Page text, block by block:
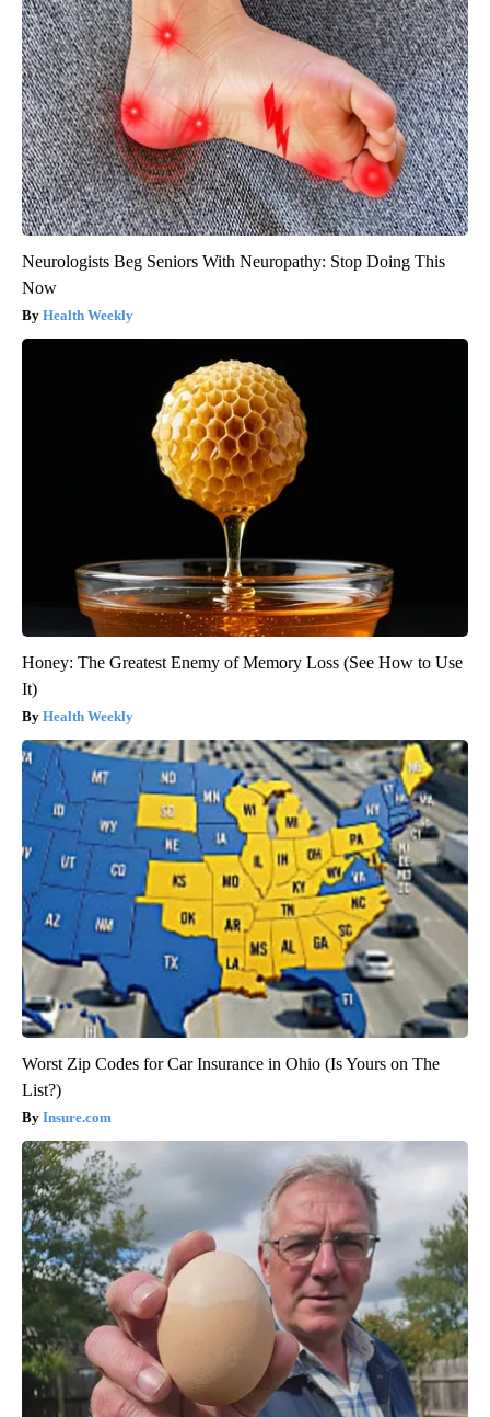
Neurologists Beg Seniors With Neuropathy: Stop Doing This
Now
Health Weekly
Honey: The Greatest Enemy of Memory Loss (See How to Use
It)
Health Weekly
Worst Zip Codes for Car Insurance in Ohio (Is Yours on The
List?)
Insure.com